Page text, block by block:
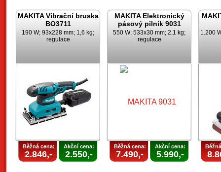
MAKITA Vibrační bruska
BO3711
190 W; 93x228 mm; 1,6 kg;
regulace
Běžná cena:
2.846,-
Akční cena:
2.550,-
MAKITA Elektronický
pásový pilník 9031
550 W; 533x30 mm; 2,1 kg;
regulace
Běžná cena:
7.490,-
Akční cena:
5.990,-
1.200